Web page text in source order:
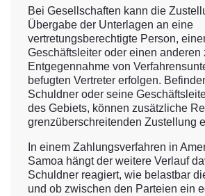
Bei Gesellschaften kann die
Übergabe der Unterlagen an eine
vertretungsberechtigte Person,
Geschäftsleiter oder einen anderen
Entgegennahme von
befugten Vertreter erfolgen.
Schuldner oder seine
des Gebiets, können zusätzliche
grenzüberschreitenden Zustellung
In einem Zahlungsverfahren in
Samoa hängt der weitere Verlauf
Schuldner reagiert, wie belastbar
und ob zwischen den Parteien ein